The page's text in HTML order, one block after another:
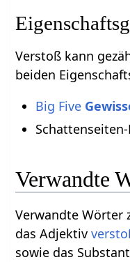
Verstoß kann
beiden
Big Five
Verwandte
Verwandte Wörter
das Adjektiv
sowie das